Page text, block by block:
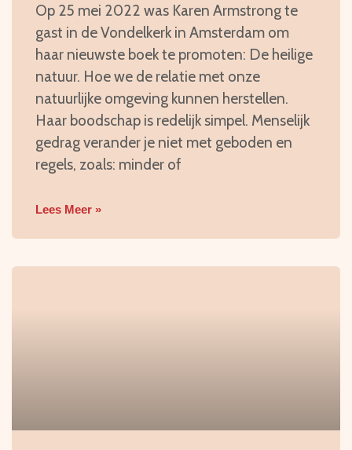
Op 25 mei 2022 was Karen Armstrong te
gast in de Vondelkerk in Amsterdam om
haar nieuwste boek te promoten: De heilige
natuur. Hoe we de relatie met onze
natuurlijke omgeving kunnen herstellen.
Haar boodschap is redelijk simpel. Menselijk
gedrag verander je niet met geboden en
regels, zoals: minder of
Lees Meer »